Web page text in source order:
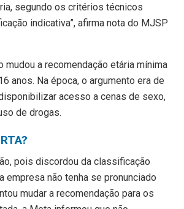
segundo os critérios técnicos
indicativa”, afirma nota do MJSP
mudou a recomendação etária mínima
anos. Na época, o argumento era de
acesso a cenas de sexo,
de drogas.
pois discordou da classificação
empresa não tenha se pronunciado
mudar a recomendação para os